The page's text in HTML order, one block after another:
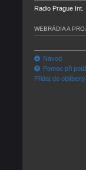
Radio Prague Int.
WEBRÁDIA A
Návod
Pomoc při
Přidat do